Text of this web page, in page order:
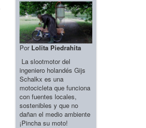
Por Lolita Piedrahita
La slootmotor del
ingeniero holandés Gijs
Schalkx es una
motocicleta que funciona
con fuentes locales,
sostenibles y que no
dañan el medio ambiente
¡Pincha su moto!